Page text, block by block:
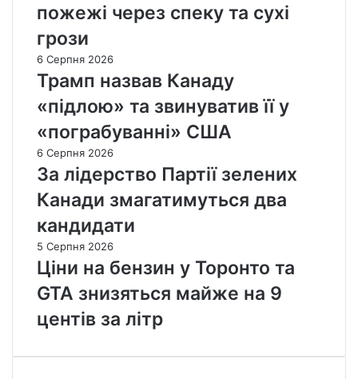
пожежі через спеку та сухі
грози
6 Серпня 2026
Трамп назвав Канаду
«підлою» та звинуватив її у
«пограбуванні» США
6 Серпня 2026
За лідерство Партії зелених
Канади змагатимуться два
кандидати
5 Серпня 2026
Ціни на бензин у Торонто та
GTA знизяться майже на 9
центів за літр